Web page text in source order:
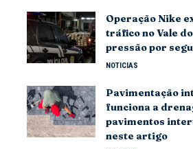
Operação Nike
tráfico no Vale
pressão por
NOTICIAS
Pavimentação
funciona a
pavimentos
neste artigo